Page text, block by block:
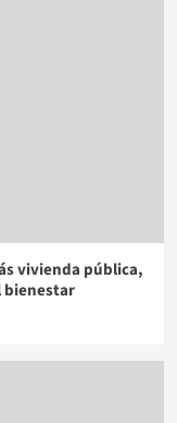
vivienda pública,
bienestar